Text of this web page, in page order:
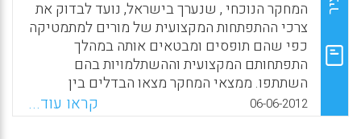
המוסמכים/מסיימי החובות ( שריקי, ע' , תותרי מ' )
.
WhatsApp
Facebook
Email
X
המחקר הנוכחי , שנערך בישראל, נועד לבדוק את
צרכי ההתפתחות המקצועית של מורים למתמטיקה
כפי שהם תופסים ומבטאים אותה במהלך
התפתחותם המקצועית וההשתלמויות בהם
השתתפו. ממצאי המחקר מצאו הבדלים בין
התפיסות של המורים הוותיקים למתמטיקה ובין
התפיסות של המורים הצעירים למתמטיקה
06-06-2012 קראו עוד...